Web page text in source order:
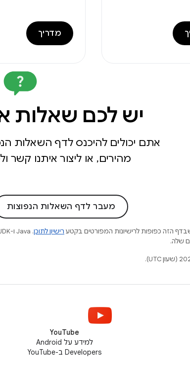
מדריך
יש לכם שאלות
אתם יכולים להיכנס לדף השאלות
מהירים, או ליצור איתנו
מעבר לדף השאלות הנפוצות
הזה כפופות לרישיונות המפורטים בקטע רישיון לתוכן
שלה.
YouTube
למידע על Android
Developers ב-YouTube